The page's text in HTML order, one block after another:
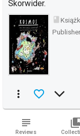
Skorwider.
book
more_vert favorite_border arrow_forward_ios
subject
Reviews